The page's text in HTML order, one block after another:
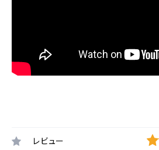
レビュー